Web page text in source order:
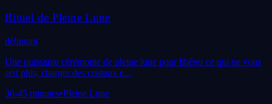
Rituel de Pleine Lune
débutant
Une puissante cérémonie de pleine lune pour libérer ce qui ne vous
sert plus, charger des cristaux e...
30-45 minutes•Pleine Lune